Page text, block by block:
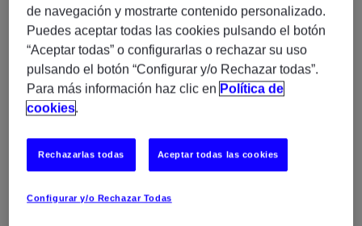
Conocimientos sólidos en gestión de certificados
digitales, autoridades certificadoras y servicios de
firma electrónica / sellado de tiempo.
Titulación universitaria en el ámbito TIC.
Capacidad para diseñar, implantar y configurar
infraestructuras PKI en entornos corporativos.
Experiencia en diagnóstico y resolución de
incidencias técnicas relacionadas con certificación
de navegación y mostrarte contenido personalizado.
Puedes aceptar todas las cookies pulsando el botón
“Aceptar todas” o configurarlas o rechazar su uso
pulsando el botón “Configurar y/o Rechazar todas”.
Para más información haz clic en Política de
cookies.
Configurar y/o Rechazar Todas
Rechazarlas todas Aceptar todas las cookies